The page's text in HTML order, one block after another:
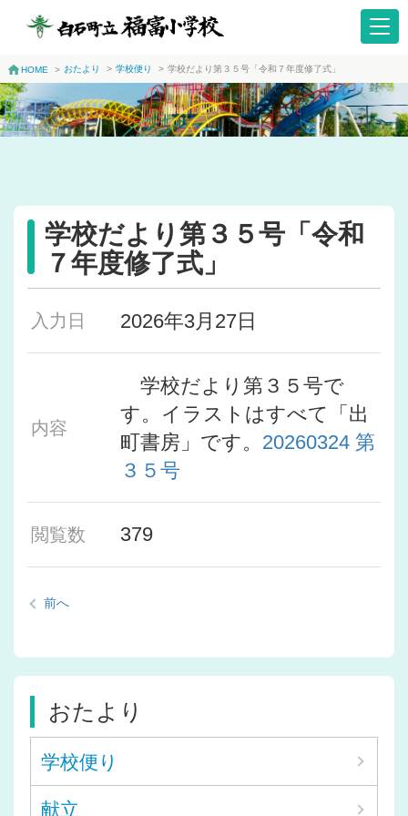
HOME > おたより > 学校便り > 学校だより第３５号「令和７年度修了式」
学校だより第３５号「令和
７年度修了式」
入力日 2026年3月27日
内容
学校だより第３５号で
す。イラストはすべて「出
町書房」です。 20260324 第
３５号
閲覧数 379
前へ
おたより
学校便り
献立